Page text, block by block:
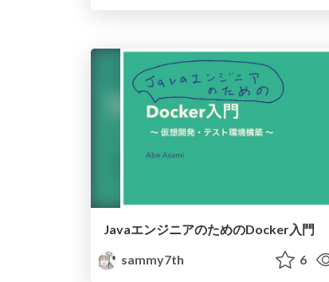
JavaエンジニアのためのDocker入門
sammy7th
6